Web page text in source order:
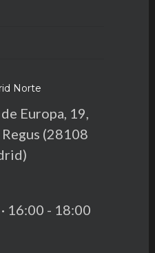
Norte
Europa, 19,
(28108
16:00 - 18:00